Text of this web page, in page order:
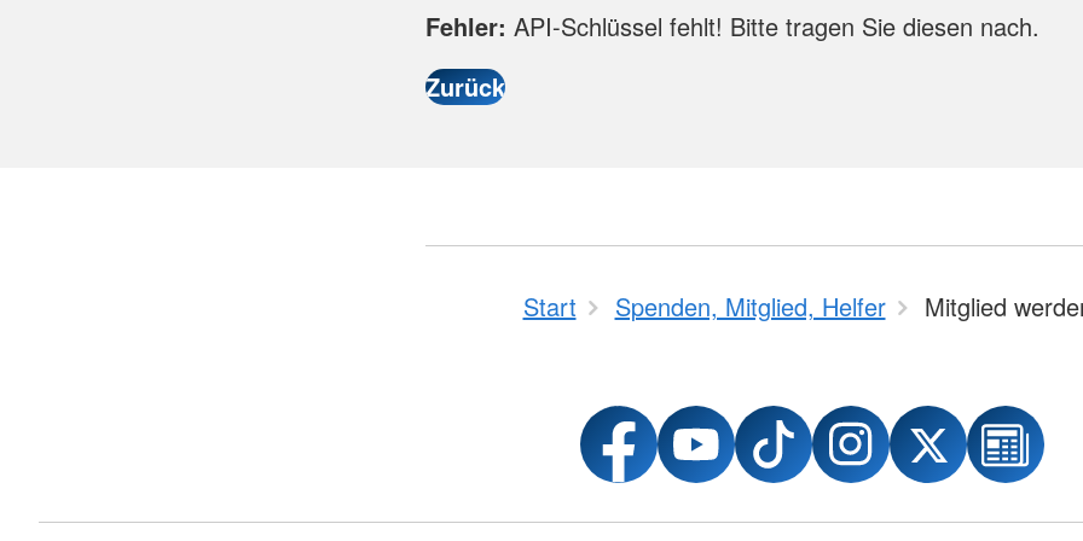
Fehler: API-Schlüssel fehlt! Bitte tragen Sie diesen nach.
Start Spenden, Mitglied, Helfer Mitglied